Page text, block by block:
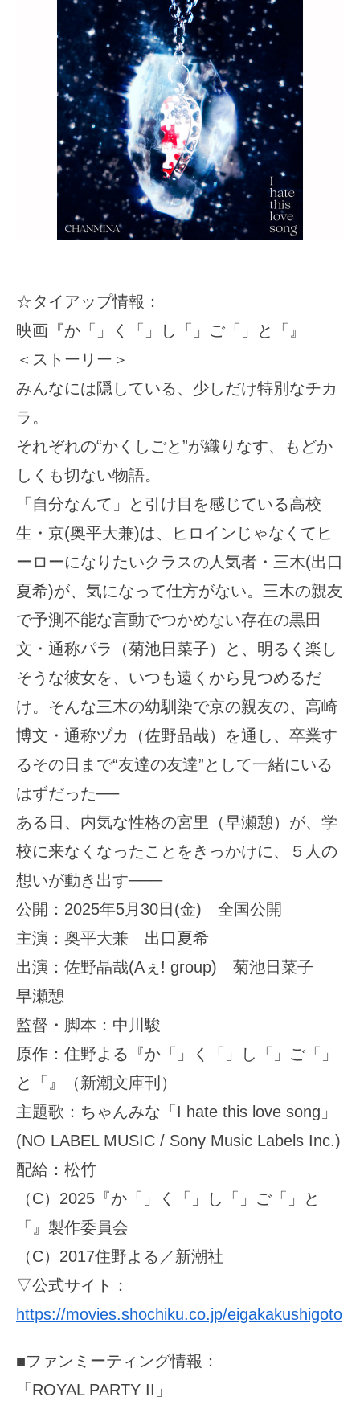
☆タイアップ情報：
映画『か「」く「」し「」ご「」と「』
＜ストーリー＞
みんなには隠している、少しだけ特別なチカ
ラ。
それぞれの“かくしごと”が織りなす、もどか
しくも切ない物語。
「自分なんて」と引け目を感じている高校
生・京(奥平大兼)は、ヒロインじゃなくてヒ
ーローになりたいクラスの人気者・三木(出口
夏希)が、気になって仕方がない。三木の親友
で予測不能な言動でつかめない存在の黒田
文・通称パラ（菊池日菜子）と、明るく楽し
そうな彼女を、いつも遠くから見つめるだ
け。そんな三木の幼馴染で京の親友の、高崎
博文・通称ヅカ（佐野晶哉）を通し、卒業す
るその日まで“友達の友達”として一緒にいる
はずだった──
ある日、内気な性格の宮里（早瀬憩）が、学
校に来なくなったことをきっかけに、５人の
想いが動き出す───
公開：2025年5月30日(金) 全国公開
主演：奥平大兼 出口夏希
出演：佐野晶哉(Aぇ! group) 菊池日菜子
早瀬憩
監督・脚本：中川駿
原作：住野よる『か「」く「」し「」ご「」
と「』（新潮文庫刊）
主題歌：ちゃんみな「I hate this love song」
(NO LABEL MUSIC / Sony Music Labels Inc.)
配給：松竹
（C）2025『か「」く「」し「」ご「」と
「』製作委員会
（C）2017住野よる／新潮社
▽公式サイト：
https://movies.shochiku.co.jp/eigakakushigoto
■ファンミーティング情報：
「ROYAL PARTY II」